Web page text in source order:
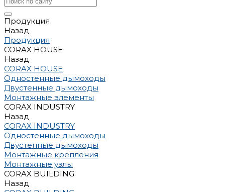
Продукция
Назад
Продукция
CORAX HOUSE
Назад
CORAX HOUSE
Одностенные дымоходы
Двустенные дымоходы
Монтажные элементы
CORAX INDUSTRY
Назад
CORAX INDUSTRY
Одностенные дымоходы
Двустенные дымоходы
Монтажные крепления
Монтажные узлы
CORAX BUILDING
Назад